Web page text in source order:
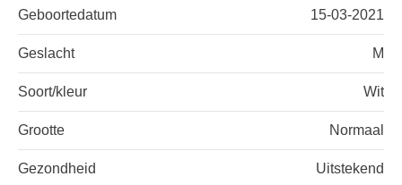
Geboortedatum 15-03-2021
Geslacht M
Soort/kleur Wit
Grootte Normaal
Gezondheid Uitstekend